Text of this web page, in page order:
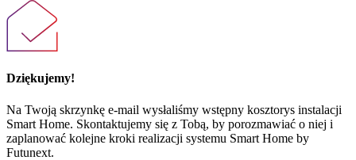
Dziękujemy!
Na Twoją skrzynkę e-mail wysłaliśmy wstępny kosztorys instalacji
Smart Home. Skontaktujemy się z Tobą, by porozmawiać o niej i
zaplanować kolejne kroki realizacji systemu Smart Home by
Futunext.